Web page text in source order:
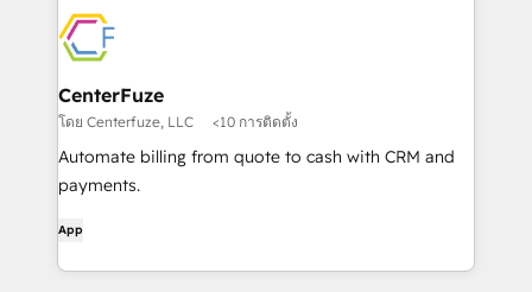
CenterFuze
โดย Centerfuze, LLC <10 การติดตั้ง
Automate billing from quote to cash with CRM and
payments.
App